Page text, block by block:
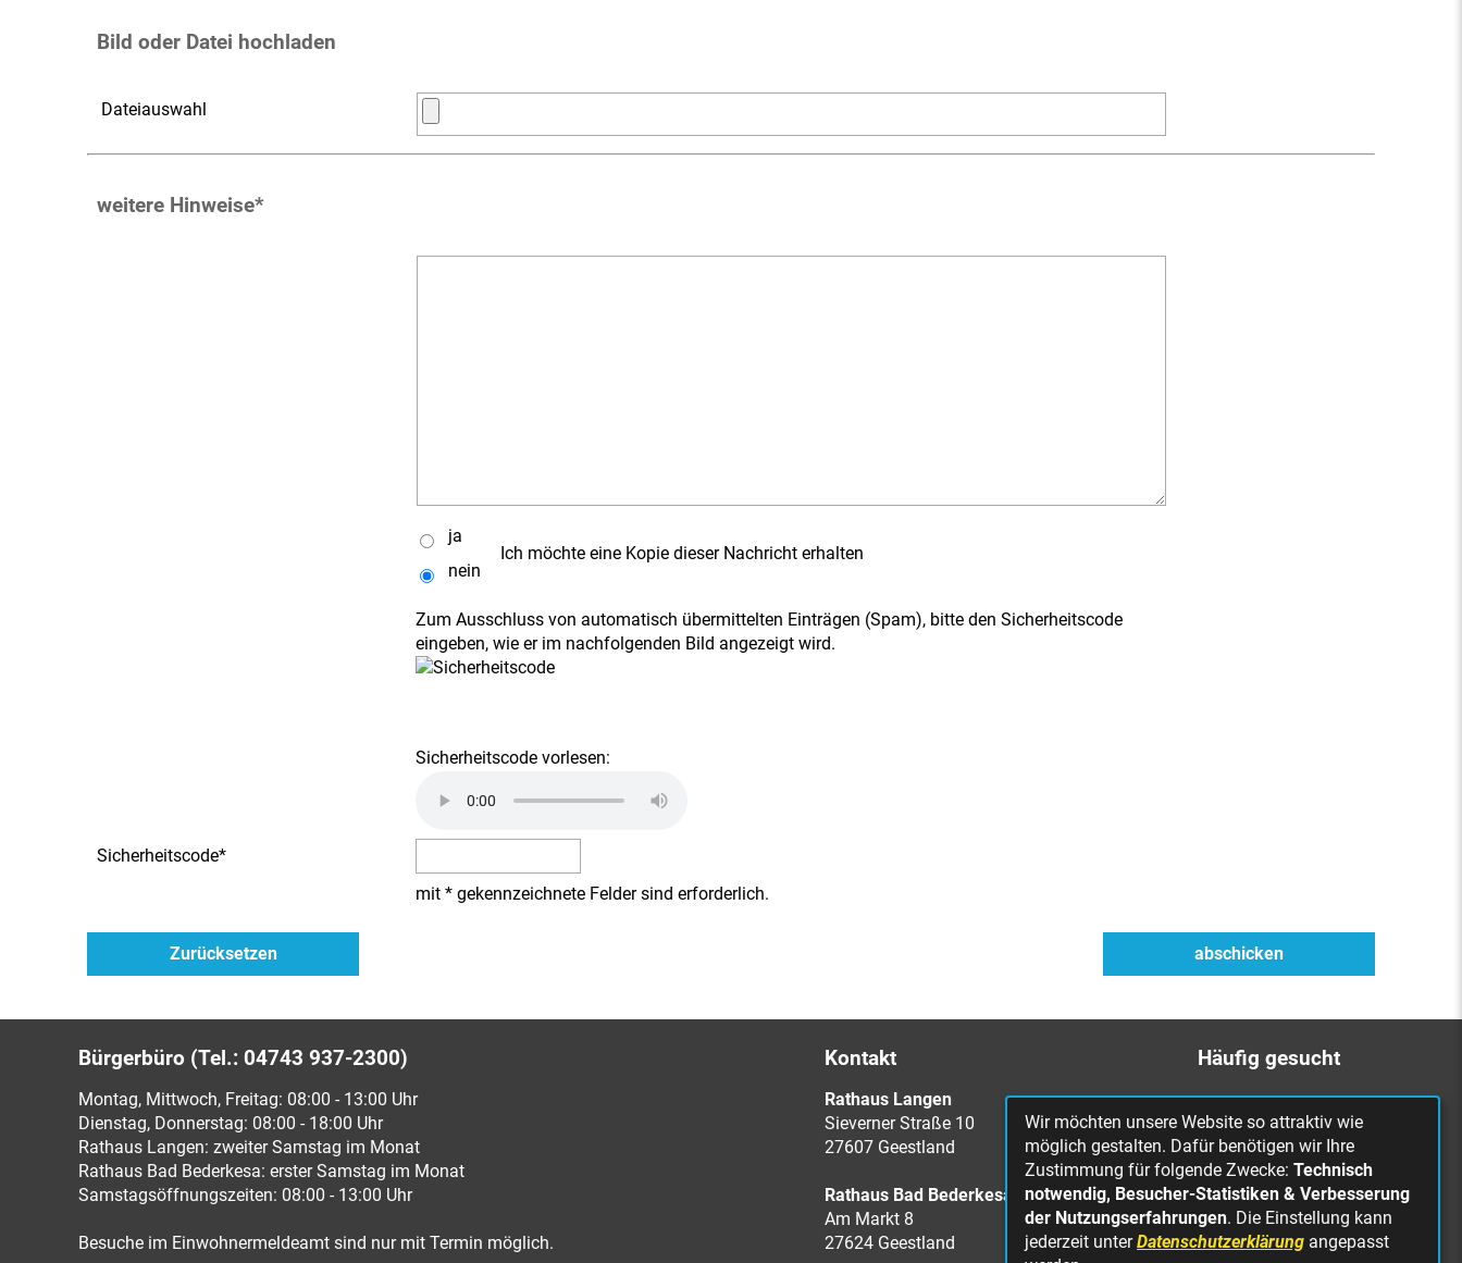
Bild oder Datei hochladen
Dateiauswahl
weitere Hinweise*
Ich möchte eine Kopie dieser Nachricht erhalten
ja
nein
Zum Ausschluss von automatisch übermittelten Einträgen (Spam), bitte den Sicherheitscode
eingeben, wie er im nachfolgenden Bild angezeigt wird.
Sicherheitscode vorlesen:
Sicherheitscode*
mit * gekennzeichnete Felder sind erforderlich.
Bürgerbüro (Tel.: 04743 937-2300)
Montag, Mittwoch, Freitag: 08:00 - 13:00 Uhr
Dienstag, Donnerstag: 08:00 - 18:00 Uhr
Rathaus Langen: zweiter Samstag im Monat
Rathaus Bad Bederkesa: erster Samstag im Monat
Samstagsöffnungszeiten: 08:00 - 13:00 Uhr
Besuche im Einwohnermeldeamt sind nur mit Termin möglich.
Kontakt
Rathaus Langen
Sieverner Straße 10
27607 Geestland
Rathaus Bad Bederkesa
Am Markt 8
27624 Geestland
Häufig gesucht
Bürgerbüro
Online Rathaus
Was erledige ich wo?
Stellenangebote
Mängelmeldung
Wir möchten unsere Website so attraktiv wie
möglich gestalten. Dafür benötigen wir Ihre
Zustimmung für folgende Zwecke: Technisch
notwendig, Besucher-Statistiken & Verbesserung
der Nutzungserfahrungen. Die Einstellung kann
jederzeit unterDatenschutzerklärung angepasst